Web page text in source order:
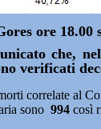
ore 18.00
che,
verificati
correlate al
sono 994 così